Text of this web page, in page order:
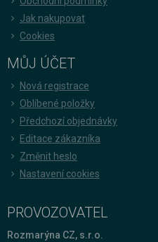
Jak nakupovat
Cookies
MŮJ ÚČET
Nová registrace
Oblíbené položky
Předchozí objednávky
Editace zákazníka
Změnit heslo
Nastavení cookies
PROVOZOVATEL
Rozmarýna CZ, s.r.o.